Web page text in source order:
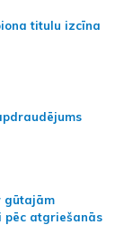
titulu izcīna
gūtajām
atgriešanās